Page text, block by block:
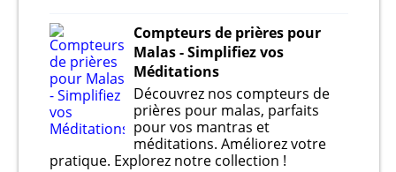
Compteurs de prières pour
Malas - Simplifiez vos
Méditations
Découvrez nos compteurs de
prières pour malas, parfaits
pour vos mantras et
méditations. Améliorez votre
pratique. Explorez notre collection !